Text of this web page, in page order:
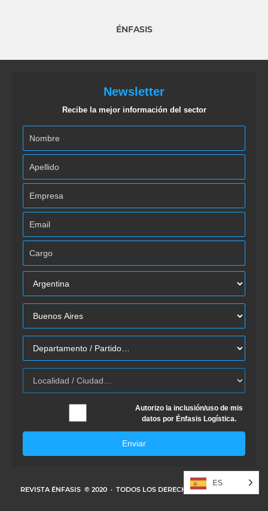
ÉNFASIS
Newsletter
Recibe la mejor información del sector
Autorizo la inclusión/uso de mis
datos por Énfasis Logística.
Enviar
REVISTA ÉNFASIS © 2020 · TODOS LOS DERECHOS RESERVADOS
ES